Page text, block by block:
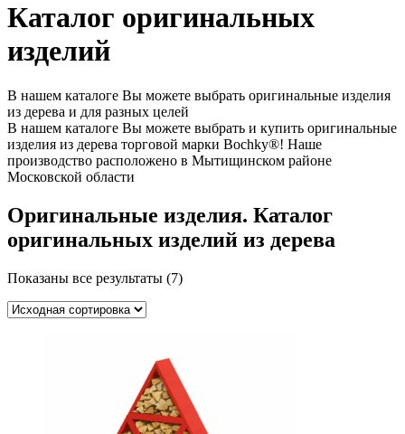
Каталог оригинальных
изделий
В нашем каталоге Вы можете выбрать оригинальные изделия
из дерева и для разных целей
В нашем каталоге Вы можете выбрать и купить оригинальные
изделия из дерева торговой марки Bochky®! Наше
производство расположено в Мытищинском районе
Московской области
Оригинальные изделия. Каталог
оригинальных изделий из дерева
Показаны все результаты (7)